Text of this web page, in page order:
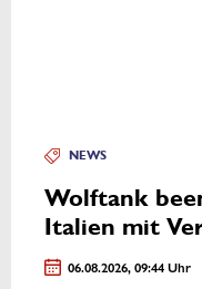
NEWS
Wolftank
Italien mit
06.08.2026, 09:44 Uhr